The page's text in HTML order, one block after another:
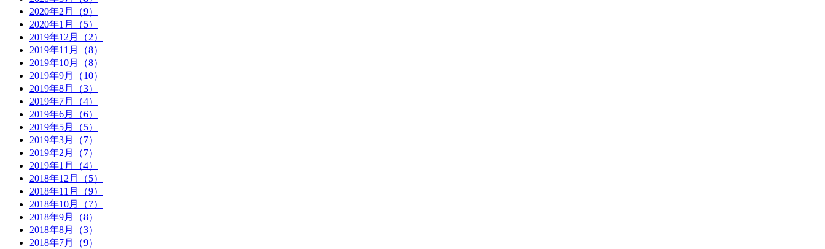
2020年2月（9）
2020年1月（5）
2019年12月（2）
2019年11月（8）
2019年10月（8）
2019年9月（10）
2019年8月（3）
2019年7月（4）
2019年6月（6）
2019年5月（5）
2019年3月（7）
2019年2月（7）
2019年1月（4）
2018年12月（5）
2018年11月（9）
2018年10月（7）
2018年9月（8）
2018年8月（3）
2018年7月（9）